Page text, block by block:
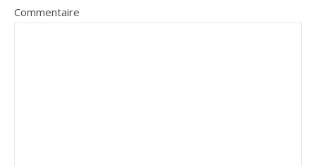
Commentaire